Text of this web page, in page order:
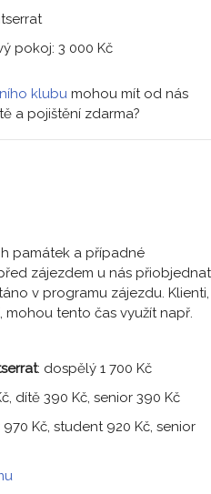
pokoj: 3 000 Kč
klubu mohou mít od nás
a pojištění zdarma?
památek a případné
zájezdem u nás
v programu zájezdu. Klienti,
tento čas využít např.
: dospělý 1 700 Kč
dítě 390 Kč, senior 390 Kč
Kč, student 920 Kč, senior